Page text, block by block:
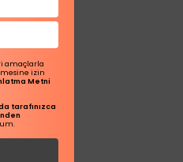
amaçlarla
izin
Metni
tarafınızca